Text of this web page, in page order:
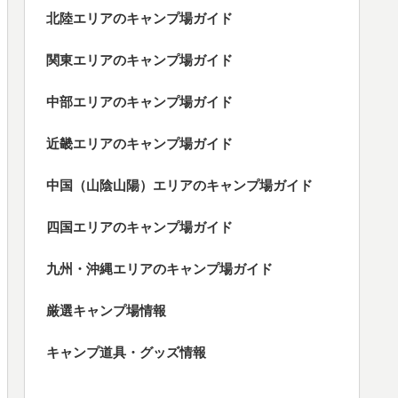
北陸エリアのキャンプ場ガイド
関東エリアのキャンプ場ガイド
中部エリアのキャンプ場ガイド
近畿エリアのキャンプ場ガイド
中国（山陰山陽）エリアのキャンプ場ガイド
四国エリアのキャンプ場ガイド
九州・沖縄エリアのキャンプ場ガイド
厳選キャンプ場情報
キャンプ道具・グッズ情報